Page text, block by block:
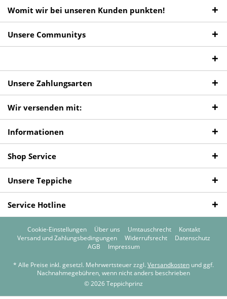
Womit wir bei unseren Kunden punkten!
Unsere Communitys
Unsere Zahlungsarten
Wir versenden mit:
Informationen
Shop Service
Unsere Teppiche
Service Hotline
Cookie-Einstellungen Über uns Umtauschrecht
Kontakt
Versand und Zahlungsbedingungen
Widerrufsrecht
Datenschutz
AGB
Impressum
* Alle Preise inkl. gesetzl. Mehrwertsteuer zzgl. Versandkosten und ggf.
Nachnahmegebühren, wenn nicht anders beschrieben
© 2026 Teppichprinz